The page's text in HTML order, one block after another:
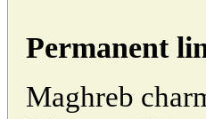
Permanent
Maghreb